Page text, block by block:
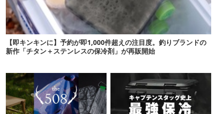
【即キンキンに】予約が即1,000件超えの注目度。釣りブランドの
新作「チタン＋ステンレスの保冷剤」が再販開始